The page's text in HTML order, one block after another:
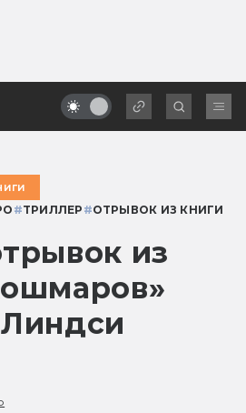
#ТРИЛЛЕР #ОТРЫВОК ИЗ КНИГИ
из